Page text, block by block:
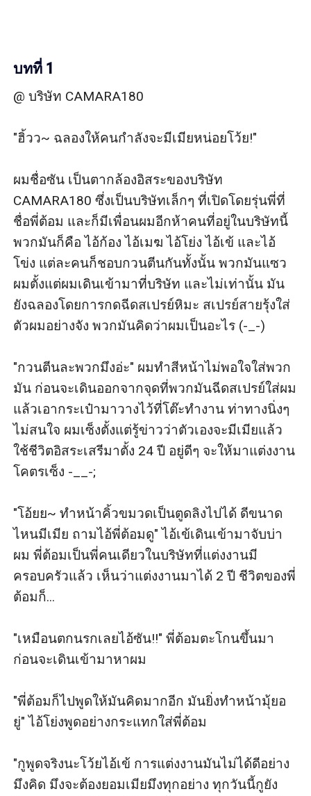
บทที่ 1
@ บริษัท CAMARA180
"ฮิ้วว~ ฉลองให้คนกำลังจะมีเมียหน่อยโว้ย!"
ผมชื่อซัน เป็นตากล้องอิสระของบริษัท
CAMARA180 ซึ่งเป็นบริษัทเล็กๆ ที่เปิดโดยรุ่นพี่ที่
ชื่อพี่ต้อม และก็มีเพื่อนผมอีกห้าคนที่อยู่ในบริษัทนี้
พวกมันก็คือ ไอ้ก้อง ไอ้เมฆ ไอ้โย่ง ไอ้เข้ และไอ้
โข่ง แต่ละคนก็ชอบกวนตีนกันทั้งนั้น พวกมันแซว
ผมตั้งแต่ผมเดินเข้ามาที่บริษัท และไม่เท่านั้น มัน
ยังฉลองโดยการกดฉีดสเปรย์หิมะ สเปรย์สายรุ้งใส่
ตัวผมอย่างจัง พวกมันคิดว่าผมเป็นอะไร (-_-)
"กวนตีนละพวกมึงอ่ะ" ผมทำสีหน้าไม่พอใจใส่พวก
มัน ก่อนจะเดินออกจากจุดที่พวกมันฉีดสเปรย์ใส่ผม
แล้วเอากระเป๋ามาวางไว้ที่โต๊ะทำงาน ท่าทางนิ่งๆ
ไม่สนใจ ผมเซ็งตั้งแต่รู้ข่าวว่าตัวเองจะมีเมียแล้ว
ใช้ชีวิตอิสระเสรีมาตั้ง 24 ปี อยู่ดีๆ จะให้มาแต่งงาน
โคตรเซ็ง -__-;
"โอ้ยย~ ทำหน้าคิ้วขมวดเป็นตูดลิงไปได้ ดีขนาด
ไหนมีเมีย ถามไอ้พี่ต้อมดู" ไอ้เข้เดินเข้ามาจับบ่า
ผม พี่ต้อมเป็นพี่คนเดียวในบริษัทที่แต่งงานมี
ครอบครัวแล้ว เห็นว่าแต่งงานมาได้ 2 ปี ชีวิตของพี่
ต้อมก็...
"เหมือนตกนรกเลยไอ้ซัน!!" พี่ต้อมตะโกนขึ้นมา
ก่อนจะเดินเข้ามาหาผม
"พี่ต้อมก็ไปพูดให้มันคิดมากอีก มันยิ่งทำหน้ามุ้ยอ
ยู่" ไอ้โย่งพูดอย่างกระแทกใส่พี่ต้อม
"กูพูดจริงนะโว้ยไอ้เข้ การแต่งงานมันไม่ได้ดีอย่าง
มึงคิด มึงจะต้องยอมเมียมึงทุกอย่าง ทุกวันนี้กูยัง